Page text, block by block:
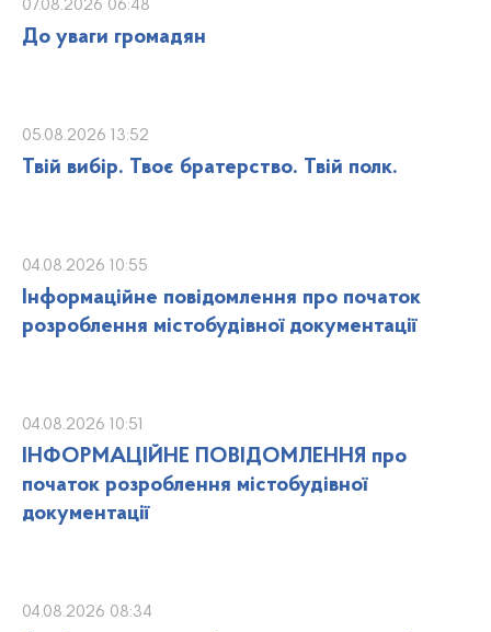
До уваги громадян
07.08.2026 06:48
Твій вибір. Твоє братерство. Твій полк.
05.08.2026 13:52
Інформаційне повідомлення про початок
розроблення містобудівної документації
04.08.2026 10:55
ІНФОРМАЦІЙНЕ ПОВІДОМЛЕННЯ про
початок розроблення містобудівної
документації
04.08.2026 10:51
04.08.2026 08:34